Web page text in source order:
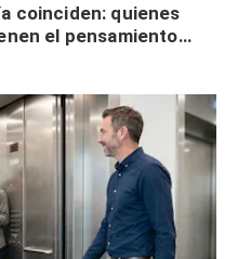
coinciden: quienes
el pensamiento
desinterés